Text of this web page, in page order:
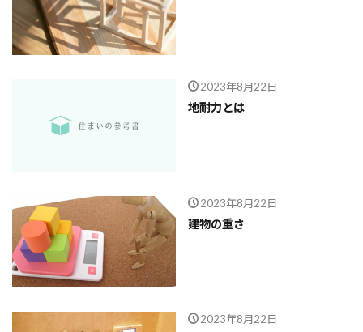
2023年8月22日
地耐力とは
2023年8月22日
建物の重さ
2023年8月22日